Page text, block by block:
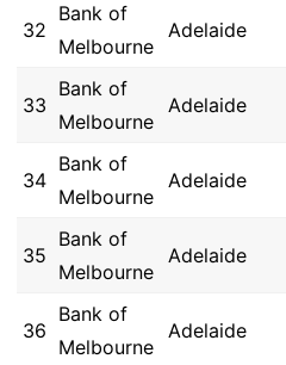
32
Bank of
Melbourne
Adelaide
33
Bank of
Melbourne
Adelaide
34
Bank of
Melbourne
Adelaide
35
Bank of
Melbourne
Adelaide
36
Bank of
Melbourne
Adelaide